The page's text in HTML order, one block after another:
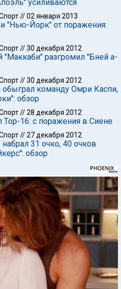
усиливаются
//02 января 2013
"Нью-Йорк" от поражения:
//30 декабря 2012
"Маккаби" разгромил "Бней а-
//30 декабря 2012
команду Омри Каспи,
обзор
//28 декабря 2012
Тор-16: с поражения в Сиене
//27 декабря 2012
31 очко, 40 очков
обзор